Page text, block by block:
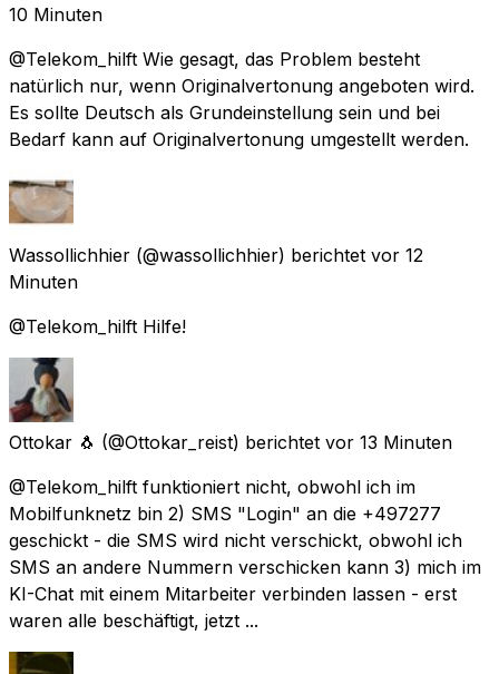
10 Minuten
@Telekom_hilft Wie gesagt, das Problem besteht
natürlich nur, wenn Originalvertonung angeboten wird.
Es sollte Deutsch als Grundeinstellung sein und bei
Bedarf kann auf Originalvertonung umgestellt werden.
Wassollichhier (@wassollichhier) berichtet vor 12
Minuten
@Telekom_hilft Hilfe!
Ottokar 🐧 (@Ottokar_reist) berichtet vor 13 Minuten
@Telekom_hilft funktioniert nicht, obwohl ich im
Mobilfunknetz bin 2) SMS "Login" an die +497277
geschickt - die SMS wird nicht verschickt, obwohl ich
SMS an andere Nummern verschicken kann 3) mich im
KI-Chat mit einem Mitarbeiter verbinden lassen - erst
waren alle beschäftigt, jetzt ...